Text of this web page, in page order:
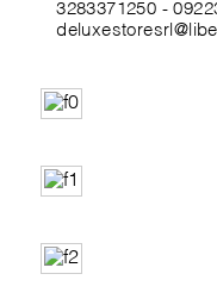
3283371250 -